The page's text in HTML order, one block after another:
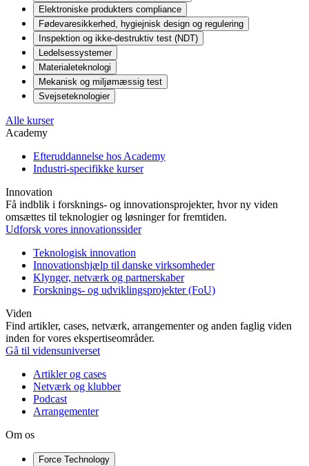
Elektroniske produkters compliance
Fødevaresikkerhed, hygiejnisk design og regulering
Inspektion og ikke-destruktiv test (NDT)
Ledelsessystemer
Materialeteknologi
Mekanisk og miljømæssig test
Svejseteknologier
Alle kurser
Academy
Efteruddannelse hos Academy
Industri-specifikke kurser
Innovation
Få indblik i forsknings- og innovationsprojekter, hvor ny viden
omsættes til teknologier og løsninger for fremtiden.
Udforsk vores innovationssider
Teknologisk innovation
Innovationshjælp til danske virksomheder
Klynger, netværk og partnerskaber
Forsknings- og udviklingsprojekter (FoU)
Viden
Find artikler, cases, netværk, arrangementer og anden faglig viden
inden for vores ekspertiseområder.
Gå til vidensuniverset
Artikler og cases
Netværk og klubber
Podcast
Arrangementer
Om os
Force Technology